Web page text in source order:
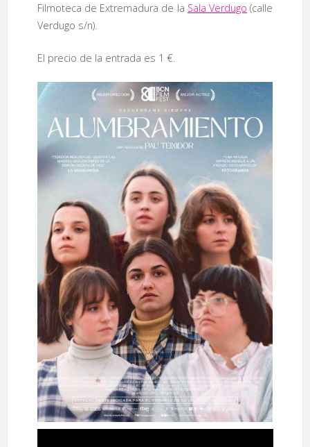
Filmoteca de Extremadura de la Sala Verdugo (calle
Verdugo s/n).
El precio de la entrada es 1 €.